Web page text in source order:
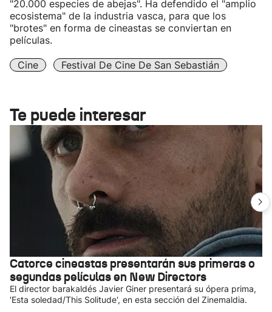
"20.000 especies de abejas". Ha defendido el "amplio
ecosistema" de la industria vasca, para que los
"brotes" en forma de cineastas se conviertan en
películas.
Cine Festival De Cine De San Sebastián
Te puede interesar
Catorce cineastas presentarán sus primeras o
segundas películas en New Directors
El director barakaldés Javier Giner presentará su ópera prima,
'Esta soledad/This Solitude', en esta sección del Zinemaldia.